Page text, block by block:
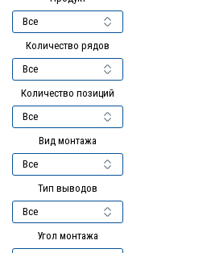
Количество рядов
Количество позиций
Вид монтажа
Тип выводов
Угол монтажа